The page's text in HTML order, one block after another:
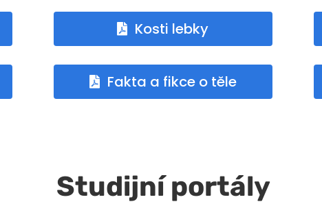
Kosti lebky
Fakta a fikce o těle
Studijní portály